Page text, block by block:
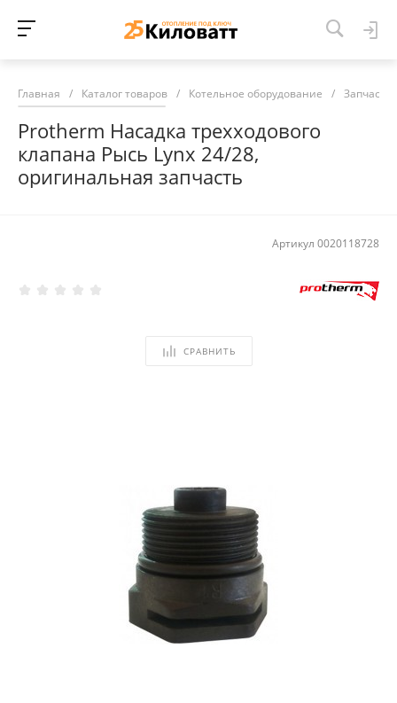
Главная / Каталог товаров / Котельное оборудование / Запчасти
Protherm Насадка трехходового
клапана Рысь Lynx 24/28,
оригинальная запчасть
Артикул 0020118728
СРАВНИТЬ